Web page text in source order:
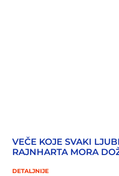
VEČE KOJE SVAKI
RAJNHARTA MORA
DETALJNIJE